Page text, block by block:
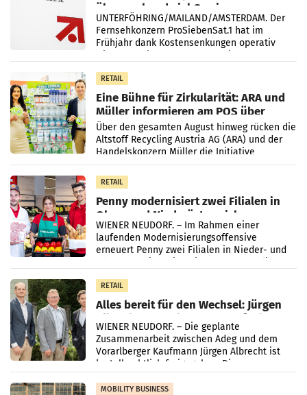
überraschend viel Gewinn
UNTERFÖHRING/MAILAND/AMSTERDAM. Der
Fernsehkonzern ProSiebenSat.1 hat im
Frühjahr dank Kostensenkungen operativ
RETAIL
Eine Bühne für Zirkularität: ARA und
Müller informieren am POS über
Kreislauffähigkeit
Über den gesamten August hinweg rücken die
Altstoff Recycling Austria AG (ARA) und der
Handelskonzern Müller die Initiative
„Kreislauf-Helden“ in allen österreichischen
Müller-Filialen
RETAIL
Penny modernisiert zwei Filialen in
Ober- und Niederösterreich
WIENER NEUDORF. – Im Rahmen einer
laufenden Modernisierungsoffensive
erneuert Penny zwei Filialen in Nieder- und
RETAIL
Alles bereit für den Wechsel: Jürgen
Albrecht setzt ab 1.1.2027 auf Adeg
WIENER NEUDORF. – Die geplante
Zusammenarbeit zwischen Adeg und dem
Vorarlberger Kaufmann Jürgen Albrecht ist
kartellrechtlich freigegeben: Die
Bundeswettbewerbsbehörde und der
Bundeskartellanwalt
MOBILITY BUSINESS